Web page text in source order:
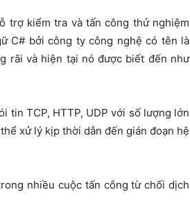
trợ kiểm tra và tấn công thử nghiệm
C# bởi công ty công nghệ có tên là
rãi và hiện tại nó được biết đến như
tin TCP, HTTP, UDP với số lượng lớn
xử lý kịp thời dẫn đến gián đoạn hệ
nhiều cuộc tấn công từ chối dịch